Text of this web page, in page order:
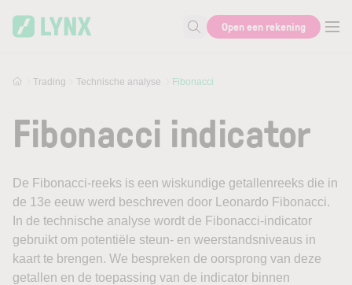
Zoek naar informatie
Open een rekening
Trading Technische analyse Fibonacci
Fibonacci indicator
De Fibonacci-reeks is een wiskundige getallenreeks die in
de 13e eeuw werd beschreven door Leonardo Fibonacci.
In de technische analyse wordt de Fibonacci-indicator
gebruikt om potentiële steun- en weerstandsniveaus in
kaart te brengen. We bespreken de oorsprong van deze
getallen en de toepassing van de indicator binnen